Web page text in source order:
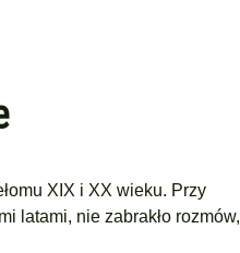
XIX i XX wieku. Przy
latami, nie zabrakło rozmów,